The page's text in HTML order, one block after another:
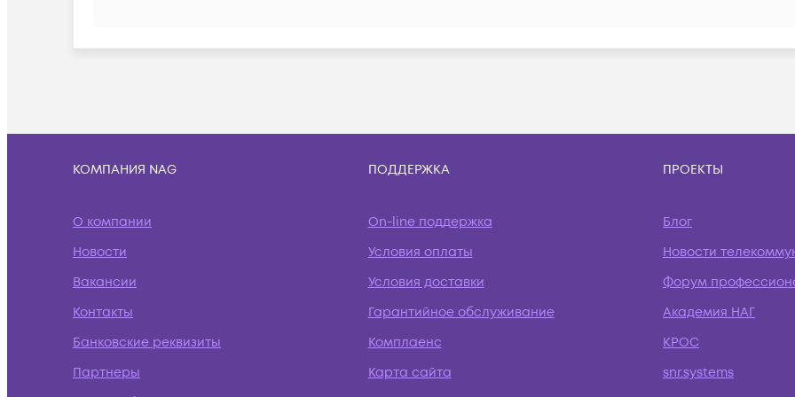
КОМПАНИЯ NAG
О компании
Новости
Вакансии
Контакты
Банковские реквизиты
Партнеры
ПОДДЕРЖКА
On-line поддержка
Условия оплаты
Условия доставки
Гарантийное обслуживание
Комплаенс
Карта сайта
ПРОЕКТЫ
Блог
Новости
Форум
Академия НАГ
КРОС
snr.systems